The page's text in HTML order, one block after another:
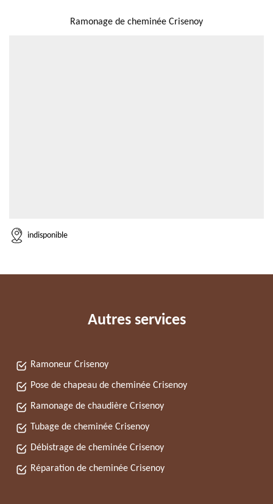
Ramonage de cheminée Crisenoy
indisponible
Autres services
Ramoneur Crisenoy
Pose de chapeau de cheminée Crisenoy
Ramonage de chaudière Crisenoy
Tubage de cheminée Crisenoy
Débistrage de cheminée Crisenoy
Réparation de cheminée Crisenoy